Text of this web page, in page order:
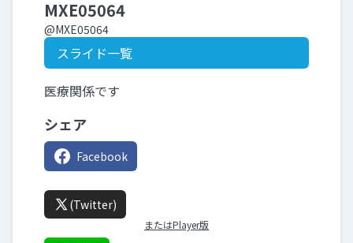
MXE05064
@MXE05064
スライド一覧
医療関係です
シェア
Facebook
(Twitter)
またはPlayer版